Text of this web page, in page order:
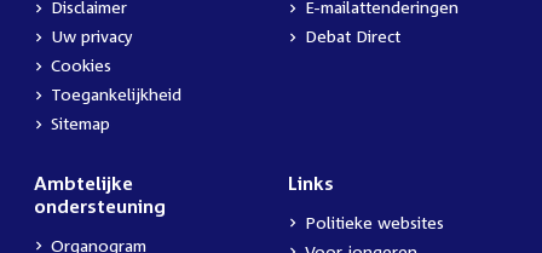
Disclaimer
Uw privacy
Cookies
Toegankelijkheid
Sitemap
E-mailattenderingen
Debat Direct
Ambtelijke
ondersteuning
Organogram
Links
Politieke websites